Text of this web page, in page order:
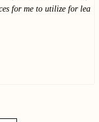
for me to utilize for lea